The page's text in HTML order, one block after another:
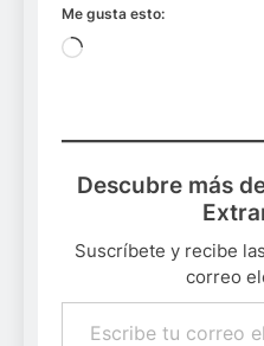
Me gusta esto:
Cargando...
Descubre más
Suscríbete y recibe
correo
Escribe tu correo electrónico…